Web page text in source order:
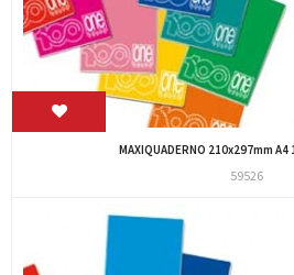
MAXIQUADERNO 210x297mm
59526